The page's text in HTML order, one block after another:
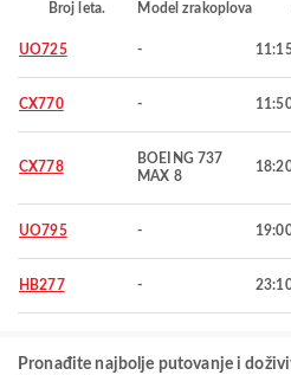
Broj leta. Model zrakoplova
UO725 -
CX770 -
CX778
BOEING 737
MAX 8
UO795 -
HB277 -
Pronađite najbolje putovanje i